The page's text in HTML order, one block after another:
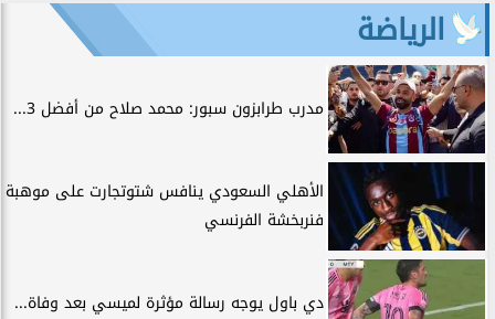
الرياضة
مدرب طرابزون سبور: محمد صلاح من أفضل 3...
الأهلي السعودي ينافس شتوتجارت على موهبة
فنربخشة الفرنسي
دي باول يوجه رسالة مؤثرة لميسي بعد وفاة...